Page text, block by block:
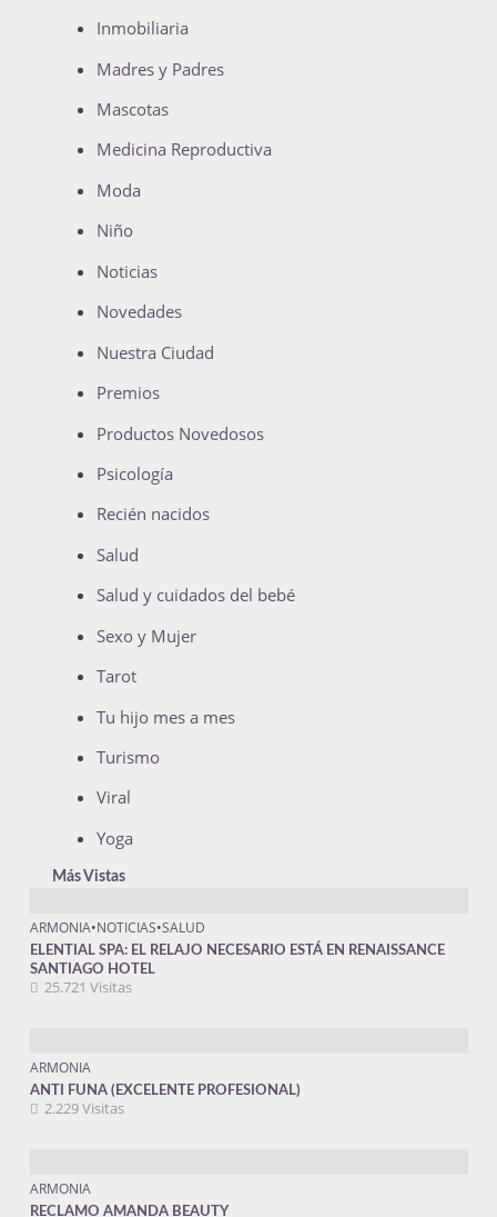
Inmobiliaria
Madres y Padres
Mascotas
Medicina Reproductiva
Moda
Niño
Noticias
Novedades
Nuestra Ciudad
Premios
Productos Novedosos
Psicología
Recién nacidos
Salud
Salud y cuidados del bebé
Sexo y Mujer
Tarot
Tu hijo mes a mes
Turismo
Viral
Yoga
Más Vistas
ARMONIA•NOTICIAS•SALUD
ELENTIAL SPA: EL RELAJO NECESARIO ESTÁ EN RENAISSANCE
SANTIAGO HOTEL
25.721 Visitas
ARMONIA
ANTI FUNA (EXCELENTE PROFESIONAL)
2.229 Visitas
ARMONIA
RECLAMO AMANDA BEAUTY